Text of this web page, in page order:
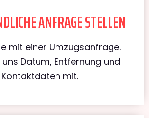
ANFRAGE STELLEN
mit einer Umzugsanfrage.
uns Datum, Entfernung und
Kontaktdaten mit.